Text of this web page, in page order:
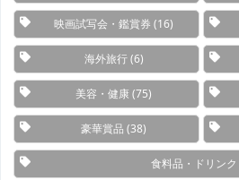
映画試写会・鑑賞券 (16)
海外旅行(6)
美容・健康(75)
豪華賞品 (38)
食料品・ドリンク